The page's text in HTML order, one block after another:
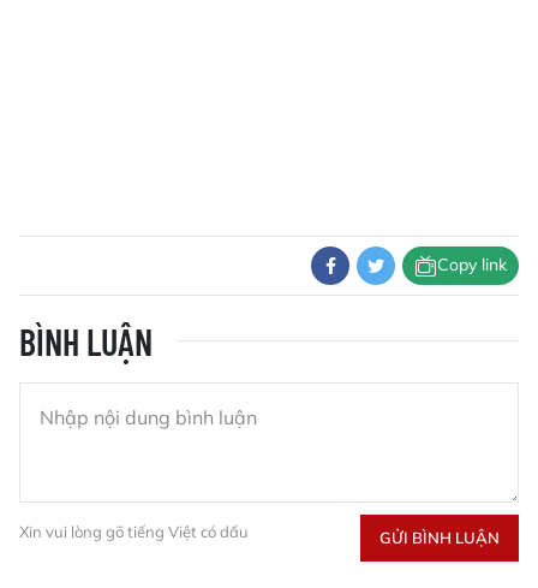
Copy link
BÌNH LUẬN
Xin vui lòng gõ tiếng Việt có dấu GỬI BÌNH LUẬN